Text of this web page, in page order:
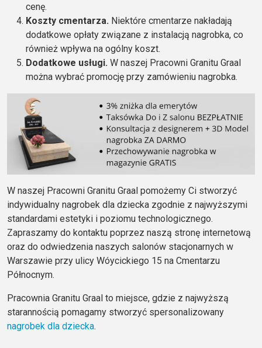
cenę.
Koszty cmentarza. Niektóre cmentarze nakładają
dodatkowe opłaty związane z instalacją nagrobka, co
również wpływa na ogólny koszt.
Dodatkowe usługi. W naszej Pracowni Granitu Graal
można wybrać promocję przy zamówieniu nagrobka.
W naszej Pracowni Granitu Graal pomożemy Ci stworzyć
indywidualny nagrobek dla dziecka zgodnie z najwyższymi
standardami estetyki i poziomu technologicznego.
Zapraszamy do kontaktu poprzez naszą stronę internetową
oraz do odwiedzenia naszych salonów stacjonarnych w
Warszawie przy ulicy Wóycickiego 15 na Cmentarzu
Północnym.
Pracownia Granitu Graal to miejsce, gdzie z najwyższą
starannością pomagamy stworzyć spersonalizowany
nagrobek dla dziecka.